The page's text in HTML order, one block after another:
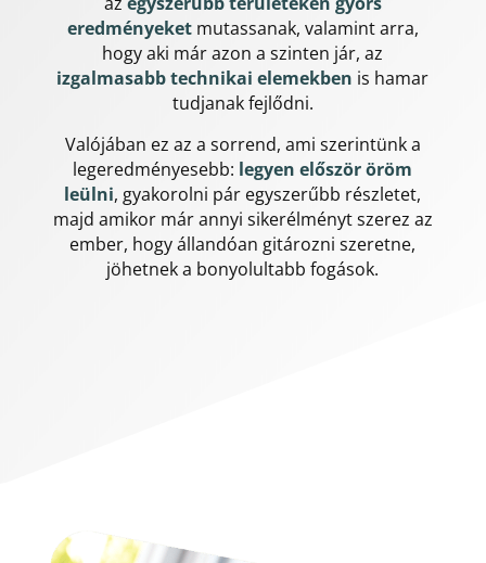
eredményeketmutassanak, valamint arra,
hogy aki már azon a szinten jár, az
izgalmasabb technikai elemekben is hamar
tudjanak fejlődni.
Valójában ez az a sorrend, ami szerintünk a
legeredményesebb: legyen először öröm
leülni, gyakorolni pár egyszerűbb részletet,
majd amikor már annyi sikerélményt szerez az
ember, hogy állandóan gitározni szeretne,
jöhetnek a bonyolultabb fogások.